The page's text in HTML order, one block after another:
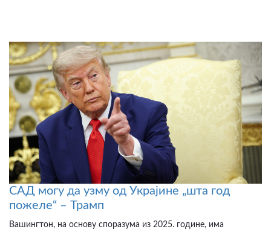
САД могу да узму од Украјине „шта год
пожеле“ – Трамп
Вашингтон, на основу споразума из 2025. године, има